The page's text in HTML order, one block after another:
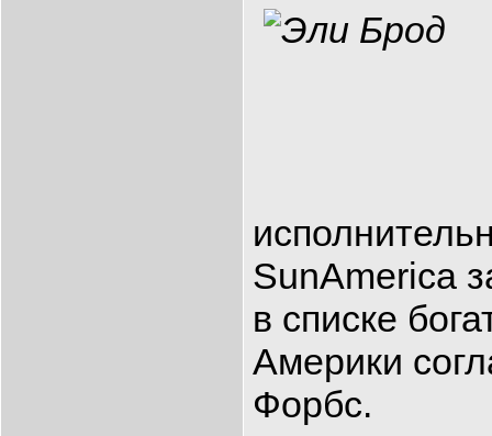
SunAmerica
в списке
Америки
Форбс.